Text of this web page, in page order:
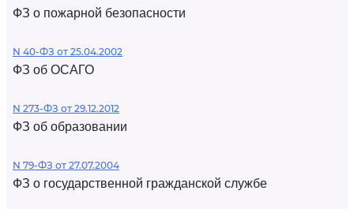
ФЗ о пожарной безопасности
N 40-ФЗ от 25.04.2002
ФЗ об ОСАГО
N 273-ФЗ от 29.12.2012
ФЗ об образовании
N 79-ФЗ от 27.07.2004
ФЗ о государственной гражданской службе